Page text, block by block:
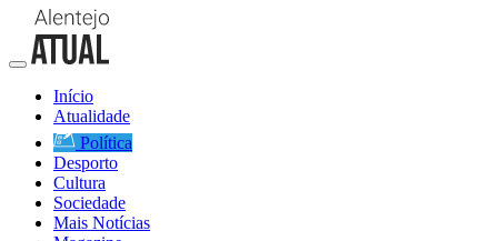
Início
Atualidade
Política
Desporto
Cultura
Sociedade
Mais Notícias